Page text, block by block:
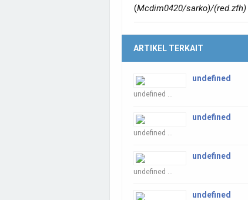
(Mcdim0420/sarko)/(red.zfh)
ARTIKEL TERKAIT
undefined
undefined ...
undefined
undefined ...
undefined
undefined ...
undefined